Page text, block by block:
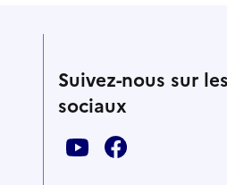
Suivez-nous sur
sociaux